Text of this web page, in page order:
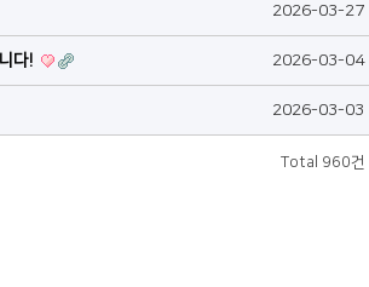
2026-03-27
다! 2026-03-04
2026-03-03
Total 960건